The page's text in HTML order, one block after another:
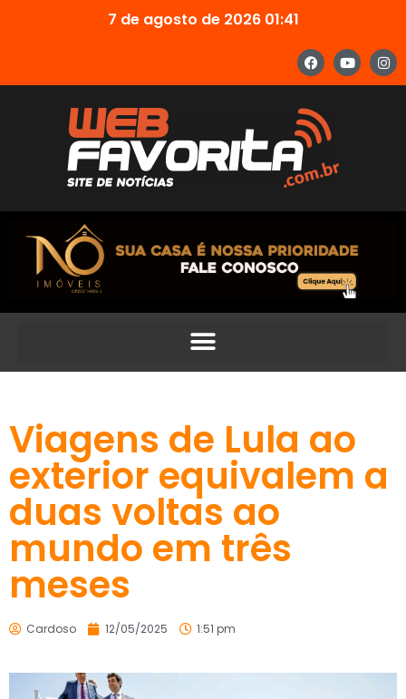
7 de agosto de 2026 01:41
Viagens de Lula ao
exterior equivalem a
duas voltas ao
mundo em três
meses
Cardoso 12/05/2025 1:51 pm